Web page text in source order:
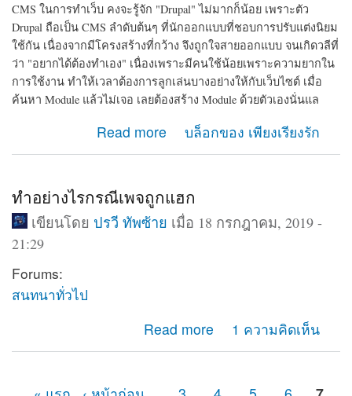
CMS ในการทำเว็บ คงจะรู้จัก "Drupal" ไม่มากก็น้อย เพราะตัว
Drupal ถือเป็น CMS ลำดับต้นๆ ที่นักออกแบบที่ชอบการปรับแต่งนิยม
ใช้กัน เนื่องจากมีโครงสร้างที่กว้าง จึงถูกใจสายออกแบบ จนเกิดวลีที่
ว่า "อยากได้ต้องทำเอง" เนื่องเพราะมีคนใช้น้อยเพราะความยากใน
การใช้งาน ทำให้เวลาต้องการลูกเล่นบางอย่างให้กับเว็บไซต์ เมื่อ
ค้นหา Module แล้วไม่เจอ เลยต้องสร้าง Module ด้วยตัวเองนั่นแล
Read more
about รวมเว็บที่มีความรู้เกี่ยวกับ CMS drupal ใน
ประเทศไทย
บล็อกของ เพียงเรียงรัก
ทำอย่างไรกรณีเพจถูกแฮก
เขียนโดย ปรวี ทัพซ้าย เมื่อ 18 กรกฎาคม, 2019 -
21:29
Forums:
สนทนาทั่วไป
Read more
about ทำอย่างไรกรณีเพจถูกแฮก 1 ความคิดเห็น